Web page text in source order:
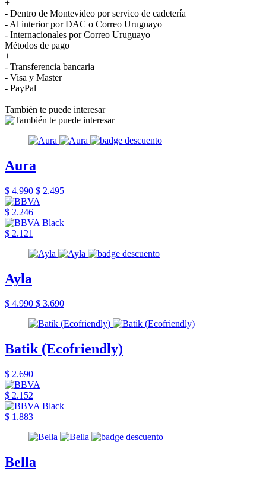
+
- Dentro de Montevideo por servico de cadetería
- Al interior por DAC o Correo Uruguayo
- Internacionales por Correo Uruguayo
Métodos de pago
+
- Transferencia bancaria
- Visa y Master
- PayPal
También te puede interesar
Aura
$ 4.990 $ 2.495
$ 2.246
$ 2.121
Ayla
$ 4.990 $ 3.690
Batik (Ecofriendly)
$ 2.690
$ 2.152
$ 1.883
Bella